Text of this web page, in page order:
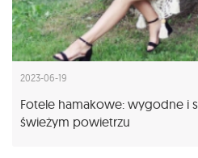
2023-06-19
Fotele hamakowe: wygodne i
świeżym powietrzu